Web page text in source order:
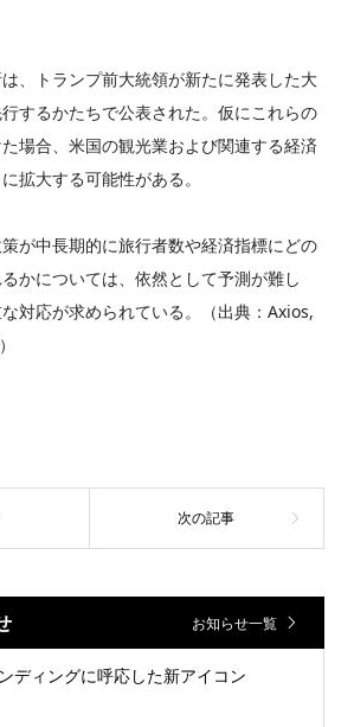
、トランプ前大統領が新たに発表した大
するかたちで公表された。仮にこれらの
場合、米国の観光業および関連する経済
拡大する可能性がある。
が中長期的に旅行者数や経済指標にどの
かについては、依然として予測が難し
対応が求められている。（出典：Axios,
お知らせ一覧
ディングに呼応した新アイコン